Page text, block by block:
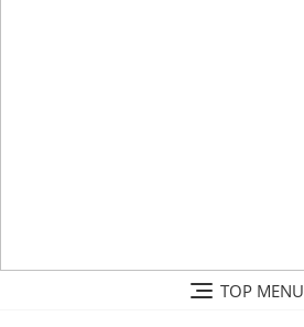
TOP MENU